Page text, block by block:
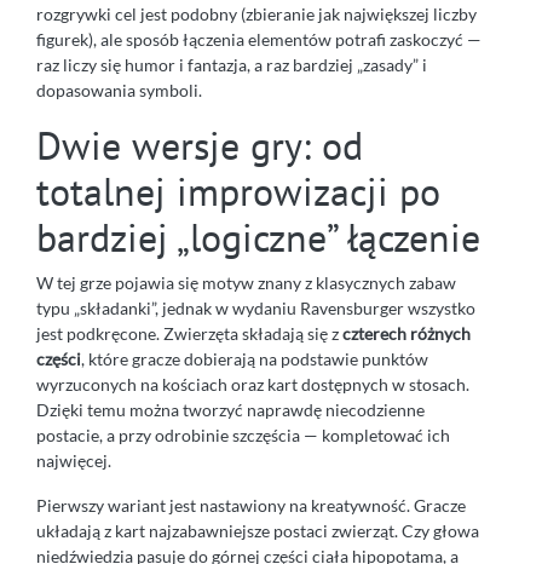
rozgrywki cel jest podobny (zbieranie jak największej liczby
figurek), ale sposób łączenia elementów potrafi zaskoczyć —
raz liczy się humor i fantazja, a raz bardziej „zasady” i
dopasowania symboli.
Dwie wersje gry: od
totalnej improwizacji po
bardziej „logiczne” łączenie
W tej grze pojawia się motyw znany z klasycznych zabaw
typu „składanki”, jednak w wydaniu Ravensburger wszystko
jest podkręcone. Zwierzęta składają się zczterech różnych
części, które gracze dobierają na podstawie punktów
wyrzuconych na kościach oraz kart dostępnych w stosach.
Dzięki temu można tworzyć naprawdę niecodzienne
postacie, a przy odrobinie szczęścia — kompletować ich
najwięcej.
Pierwszy wariant jest nastawiony na kreatywność. Gracze
układają z kart najzabawniejsze postaci zwierząt. Czy głowa
niedźwiedzia pasuje do górnej części ciała hipopotama, a